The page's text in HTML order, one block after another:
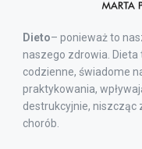
Dieto– ponieważ to
naszego zdrowia. Dieta
codzienne, świadome
praktykowania,
destrukcyjnie, niszcząc
chorób.